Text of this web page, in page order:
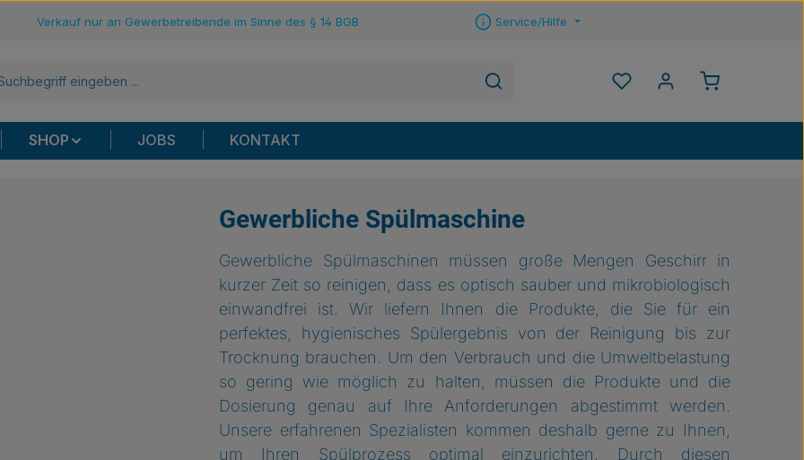
Verkauf nur an Gewerbetreibende im Sinne des § 14 BGB Service/Hilfe
Du hast 0 Produkte auf
SHOP JOBS KONTAKT
Gewerbliche Spülmaschine
Gewerbliche Spülmaschinen müssen große Mengen Geschirr in
kurzer Zeit so reinigen, dass es optisch sauber und mikrobiologisch
einwandfrei ist. Wir liefern Ihnen die Produkte, die Sie für ein
perfektes, hygienisches Spülergebnis von der Reinigung bis zur
Trocknung brauchen. Um den Verbrauch und die Umweltbelastung
so gering wie möglich zu halten, müssen die Produkte und die
Dosierung genau auf Ihre Anforderungen abgestimmt werden.
Unsere erfahrenen Spezialisten kommen deshalb gerne zu Ihnen,
um Ihren Spülprozess optimal einzurichten. Durch diesen